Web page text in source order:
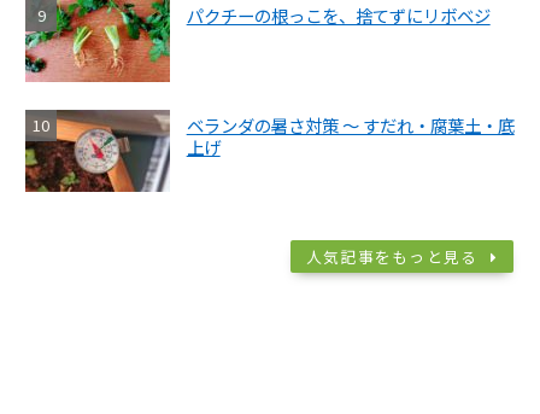
パクチーの根っこを、捨てずにリボベジ
ベランダの暑さ対策 ～ すだれ・腐葉土・底
上げ
人気記事をもっと見る